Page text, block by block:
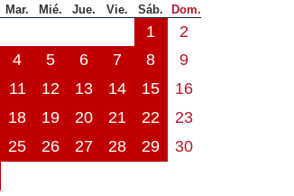
Mar. Mié. Jue. Vie. Sáb. Dom.
1
2
4 5 6 7 8
9
11 12 13 14 15
16
18 19 20 21 22
23
25 26 27 28 29
30